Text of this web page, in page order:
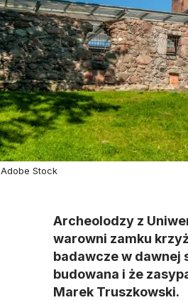
Adobe Stock
Archeolodzy z
warowni zamku
badawcze w dawnej
budowana i że
Marek Truszkowski.